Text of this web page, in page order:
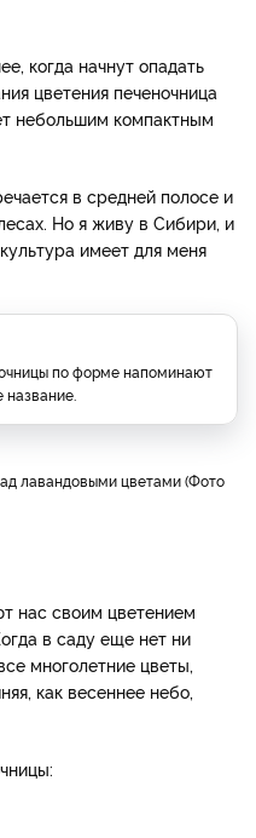
когда начнут опадать
цветения печеночница
небольшим компактным
в средней полосе и
Но я живу в Сибири, и
имеет для меня
по форме напоминают
нас своим цветением
в саду еще нет ни
многолетние цветы,
как весеннее небо,